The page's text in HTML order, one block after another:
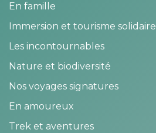
En famille
Immersion et tourisme solidaire
Les incontournables
Nature et biodiversité
Nos voyages signatures
En amoureux
Trek et aventures